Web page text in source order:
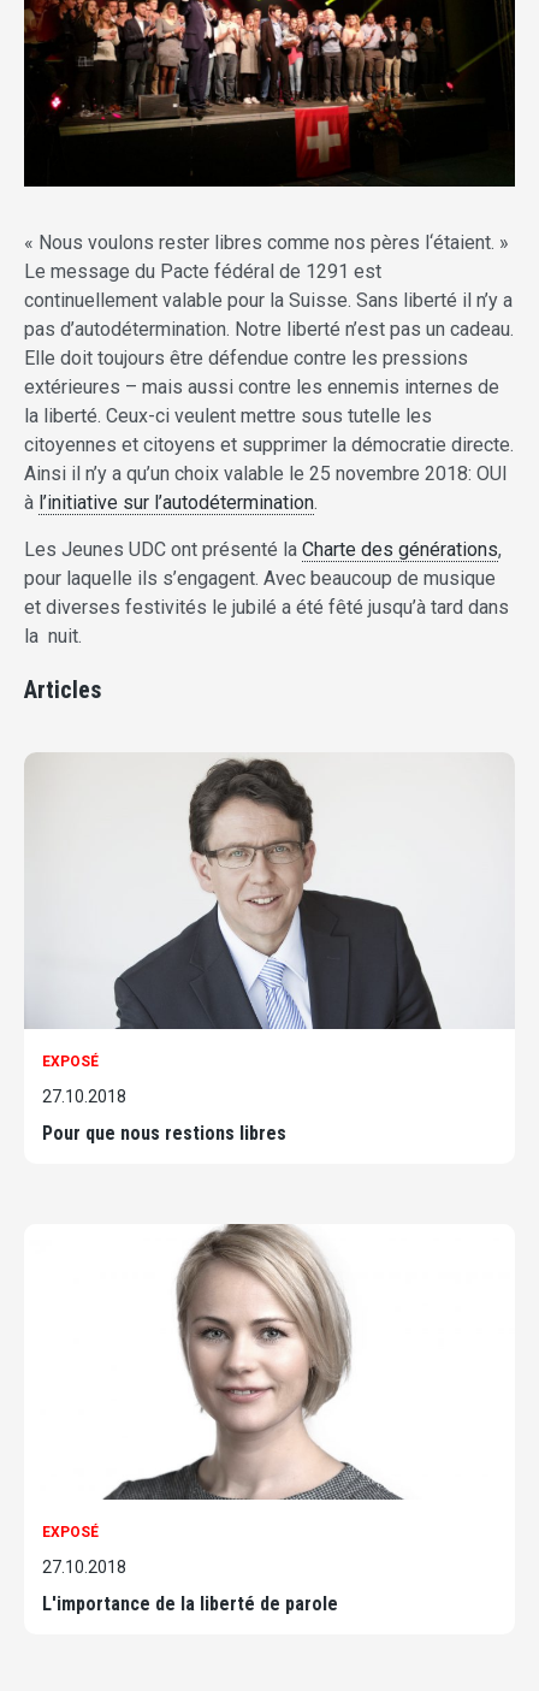
« Nous voulons rester libres comme nos pères l‘étaient. »
Le message du Pacte fédéral de 1291 est
continuellement valable pour la Suisse. Sans liberté il n’y a
pas d’autodétermination. Notre liberté n’est pas un cadeau.
Elle doit toujours être défendue contre les pressions
extérieures – mais aussi contre les ennemis internes de
la liberté. Ceux-ci veulent mettre sous tutelle les
citoyennes et citoyens et supprimer la démocratie directe.
Ainsi il n’y a qu’un choix valable le 25 novembre 2018: OUI
à l’initiative sur l’autodétermination.
Les Jeunes UDC ont présenté la Charte des générations,
pour laquelle ils s’engagent. Avec beaucoup de musique
et diverses festivités le jubilé a été fêté jusqu’à tard dans
la nuit.
Articles
EXPOSÉ
27.10.2018
Pour que nous restions libres
EXPOSÉ
27.10.2018
L'importance de la liberté de parole